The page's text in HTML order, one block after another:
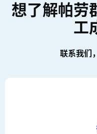
想了解帕劳
工
联系我们